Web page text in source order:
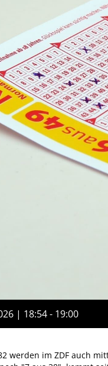
| 18:54 - 19:00
werden im ZDF auch